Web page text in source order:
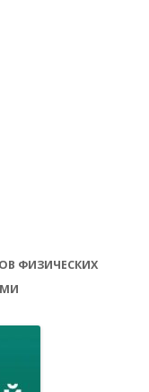
ФИЗИЧЕСКИХ